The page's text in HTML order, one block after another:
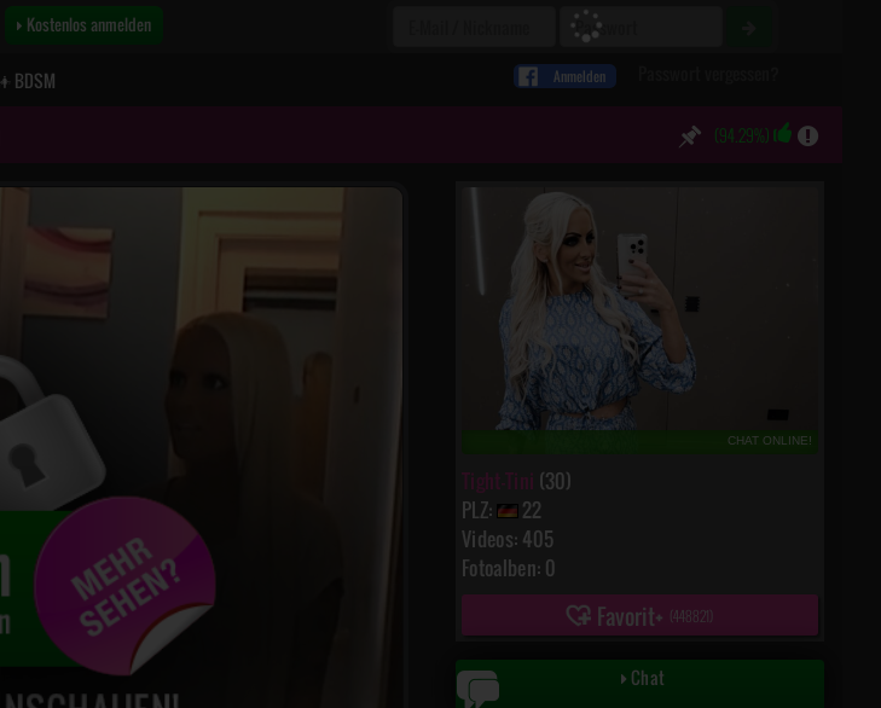
Kostenlos anmelden
Anmelden
BDSM
(94.29%)
CHAT ONLINE!
Tight-Tini (30)
PLZ:
22
Videos: 405
Fotoalben: 0
Favorit (448821)
Chat